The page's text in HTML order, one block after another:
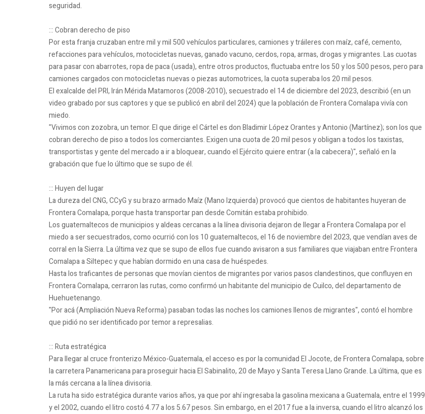
seguridad.
::: Cobran derecho de piso
Por esta franja cruzaban entre mil y mil 500 vehículos particulares, camiones y tráileres con maíz, café, cemento,
refacciones para vehículos, motocicletas nuevas, ganado vacuno, cerdos, ropa, armas, drogas y migrantes. Las cuotas
para pasar con abarrotes, ropa de paca (usada), entre otros productos, fluctuaba entre los 50 y los 500 pesos, pero para
camiones cargados con motocicletas nuevas o piezas automotrices, la cuota superaba los 20 mil pesos.
El exalcalde del PRI, Irán Mérida Matamoros (2008-2010), secuestrado el 14 de diciembre del 2023, describió (en un
video grabado por sus captores y que se publicó en abril del 2024) que la población de Frontera Comalapa vivía con
miedo.
"Vivimos con zozobra, un temor. El que dirige el Cártel es don Bladimir López Orantes y Antonio (Martínez); son los que
cobran derecho de piso a todos los comerciantes. Exigen una cuota de 20 mil pesos y obligan a todos los taxistas,
transportistas y gente del mercado a ir a bloquear, cuando el Ejército quiere entrar (a la cabecera)", señaló en la
grabación que fue lo último que se supo de él.
::: Huyen del lugar
La dureza del CNG, CCyG y su brazo armado Maíz (Mano Izquierda) provocó que cientos de habitantes huyeran de
Frontera Comalapa, porque hasta transportar pan desde Comitán estaba prohibido.
Los guatemaltecos de municipios y aldeas cercanas a la línea divisoria dejaron de llegar a Frontera Comalapa por el
miedo a ser secuestrados, como ocurrió con los 10 guatemaltecos, el 16 de noviembre del 2023, que vendían aves de
corral en la Sierra. La última vez que se supo de ellos fue cuando avisaron a sus familiares que viajaban entre Frontera
Comalapa a Siltepec y que habían dormido en una casa de huéspedes.
Hasta los traficantes de personas que movían cientos de migrantes por varios pasos clandestinos, que confluyen en
Frontera Comalapa, cerraron las rutas, como confirmó un habitante del municipio de Cuilco, del departamento de
Huehuetenango.
"Por acá (Ampliación Nueva Reforma) pasaban todas las noches los camiones llenos de migrantes", contó el hombre
que pidió no ser identificado por temor a represalias.
::: Ruta estratégica
Para llegar al cruce fronterizo México-Guatemala, el acceso es por la comunidad El Jocote, de Frontera Comalapa, sobre
la carretera Panamericana para proseguir hacia El Sabinalito, 20 de Mayo y Santa Teresa Llano Grande. La última, que es
la más cercana a la línea divisoria.
La ruta ha sido estratégica durante varios años, ya que por ahí ingresaba la gasolina mexicana a Guatemala, entre el 1999
y el 2002, cuando el litro costó 4.77 a los 5.67 pesos. Sin embargo, en el 2017 fue a la inversa, cuando el litro alcanzó los